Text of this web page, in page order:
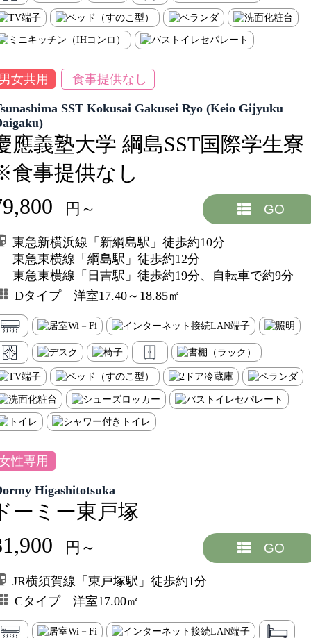
女共用 食事提供なし
SST Kokusai Gakusei Ryo (Keio Gijyuku
應義塾大学 綱島SST国際学生寮
事提供なし
円～ GO
東急新横浜線「新綱島駅」徒歩約10分
東急東横線「綱島駅」徒歩約12分
東急東横線「日吉駅」徒歩約19分、自転車で約9分
Dタイプ 洋室17.40～18.85㎡
性専用
Higashitotsuka
ーミー東戸塚
円～ GO
JR横須賀線「東戸塚駅」徒歩約1分
Cタイプ 洋室17.00㎡